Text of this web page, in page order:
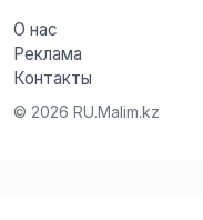
О нас
Реклама
Контакты
© 2026 RU.Malim.kz